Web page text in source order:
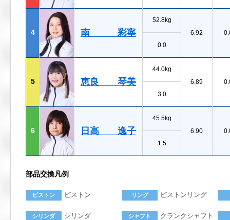
4 南 彩寧
52.8kg
6.92
0.0
5 恵良 琴美
44.0kg
6.89
3.0
6 日高 逸子
45.5kg
6.90
1.5
部品交換凡例
ピストン ピストン リング ピストンリング
シリンダ シリンダ シャフト クランクシャフト